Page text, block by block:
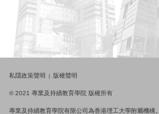
私隱政策聲明 版權聲明
© 2021 專業及持續教育學院 版權所有
專業及持續教育學院有限公司為香港理工大學附屬機構。